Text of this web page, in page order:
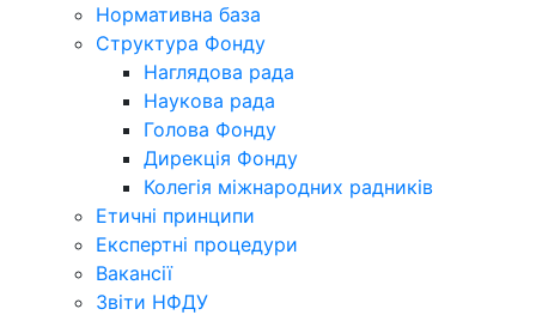
Нормативна база
Структура Фонду
Наглядова рада
Наукова рада
Голова Фонду
Дирекція Фонду
Колегія міжнародних радників
Етичні принципи
Експертні процедури
Вакансії
Звіти НФДУ